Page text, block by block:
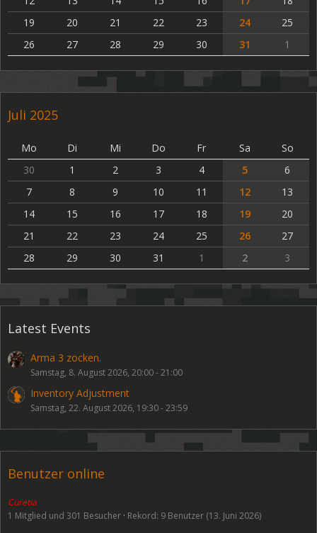
19
20 21 22 23 24
25
26
27 28 29 30 31 1
Juli 2025
Mo Di Mi Do Fr Sa
So
30
1 2 3 4 5
6
7
8 9 10 11 12
13
14
15 16 17 18 19
20
21
22 23 24 25 26
27
28
29 30 31 1 2 3
Latest Events
Arma 3 zocken.
Samstag, 8. August 2026, 20:00 - 21:00
Inventory Adjustment
Samstag, 22. August 2026, 19:30 - 23:59
Benutzer online
Curetia
1 Mitglied und 301 Besucher Rekord: 9 Benutzer (13. Juni 2026)